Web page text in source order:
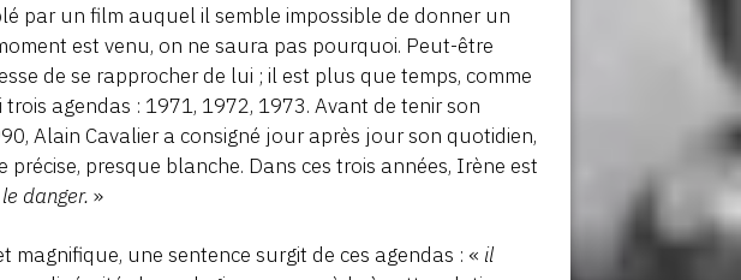
par un film auquel il semble impossible de donner un
est venu, on ne saura pas pourquoi. Peut-être
de se rapprocher de lui ; il est plus que temps, comme
agendas : 1971, 1972, 1973. Avant de tenir son
Alain Cavalier a consigné jour après jour son quotidien,
presque blanche. Dans ces trois années, Irène est
danger. »
une sentence surgit de ces agendas : « il